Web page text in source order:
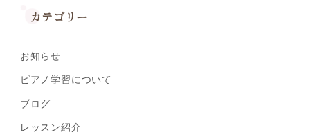
カテゴリー
お知らせ
ピアノ学習について
ブログ
レッスン紹介